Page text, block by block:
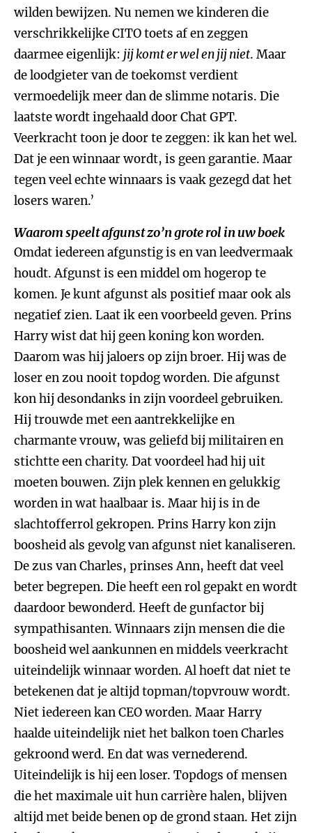
wilden bewijzen. Nu nemen we kinderen die
verschrikkelijke CITO toets af en zeggen
daarmee eigenlijk: jij komt er wel en jij niet. Maar
de loodgieter van de toekomst verdient
vermoedelijk meer dan de slimme notaris. Die
laatste wordt ingehaald door Chat GPT.
Veerkracht toon je door te zeggen: ik kan het wel.
Dat je een winnaar wordt, is geen garantie. Maar
tegen veel echte winnaars is vaak gezegd dat het
losers waren.’
Waarom speelt afgunst zo’n grote rol in uw boek
Omdat iedereen afgunstig is en van leedvermaak
houdt. Afgunst is een middel om hogerop te
komen. Je kunt afgunst als positief maar ook als
negatief zien. Laat ik een voorbeeld geven. Prins
Harry wist dat hij geen koning kon worden.
Daarom was hij jaloers op zijn broer. Hij was de
loser en zou nooit topdog worden. Die afgunst
kon hij desondanks in zijn voordeel gebruiken.
Hij trouwde met een aantrekkelijke en
charmante vrouw, was geliefd bij militairen en
stichtte een charity. Dat voordeel had hij uit
moeten bouwen. Zijn plek kennen en gelukkig
worden in wat haalbaar is. Maar hij is in de
slachtofferrol gekropen. Prins Harry kon zijn
boosheid als gevolg van afgunst niet kanaliseren.
De zus van Charles, prinses Ann, heeft dat veel
beter begrepen. Die heeft een rol gepakt en wordt
daardoor bewonderd. Heeft de gunfactor bij
sympathisanten. Winnaars zijn mensen die die
boosheid wel aankunnen en middels veerkracht
uiteindelijk winnaar worden. Al hoeft dat niet te
betekenen dat je altijd topman/topvrouw wordt.
Niet iedereen kan CEO worden. Maar Harry
haalde uiteindelijk niet het balkon toen Charles
gekroond werd. En dat was vernederend.
Uiteindelijk is hij een loser. Topdogs of mensen
die het maximale uit hun carrière halen, blijven
altijd met beide benen op de grond staan. Het zijn